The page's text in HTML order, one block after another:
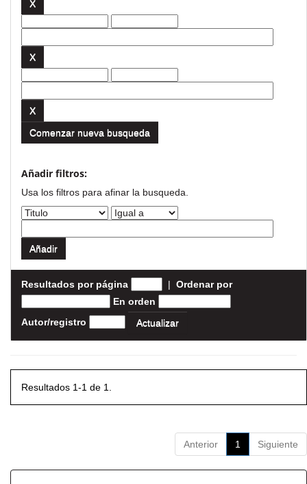
Comenzar nueva busqueda
Añadir filtros:
Usa los filtros para afinar la busqueda.
Resultados por página | Ordenar por
En orden
Autor/registro
Resultados 1-1 de 1.
Anterior 1 Siguiente